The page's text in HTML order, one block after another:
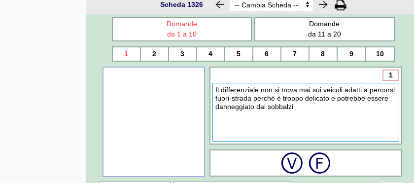
Scheda 1326
Domande
da 1 a 10
Domande
da 11 a 20
1 2 3 4 5 6 7 8 9 10
1
Il differenziale non si trova mai sui veicoli adatti a percorsi
fuori-strada perché è troppo delicato e potrebbe essere
danneggiato dai sobbalzi